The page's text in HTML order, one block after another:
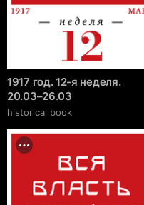
1917 год. 12-я неделя.
20.03–26.03
historical book